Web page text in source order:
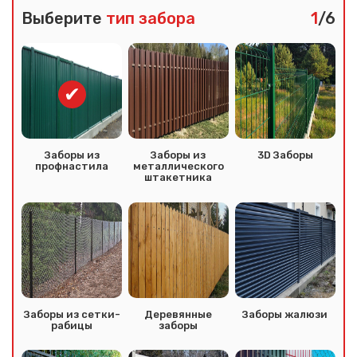
Выберите тип забора 1/6
Заборы из
профнастила
Заборы из
металлического
штакетника
3D Заборы
Заборы из сетки-
рабицы
Деревянные
заборы
Заборы жалюзи